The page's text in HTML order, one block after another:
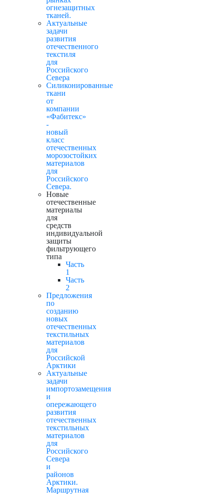
огнезащитных
тканей.
Актуальные
задачи
развития
отечественного
текстиля
для
Российского
Севера
Силиконированные
ткани
от
компании
«Фабитекс»
-
новый
класс
отечественных
морозостойких
материалов
для
Российского
Севера.
Новые
отечественные
материалы
для
средств
индивидуальной
защиты
фильтрующего
типа
Часть
1
Часть
2
Предложения
по
созданию
новых
отечественных
текстильных
материалов
для
Российской
Арктики
Актуальные
задачи
импортозамещения
и
опережающего
развития
отечественных
текстильных
материалов
для
Российского
Севера
и
районов
Арктики.
Маршрутная